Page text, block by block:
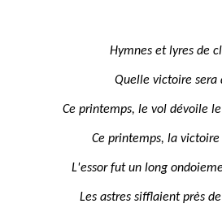
Hymnes et lyres de
Quelle victoire sera
Ce printemps, le vol dévoile
Ce printemps, la
L'essor fut un long
Les astres sifflaient près